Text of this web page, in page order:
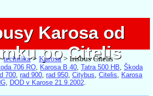
Karosa od
po Citelis
Karosa od
po Citelis
technika> Karosa> Irisbus Citelis
706 RO, Karosa B 40, Tatra 500 HB, Škoda
700, rad 900, rad 950, Citybus, Citelis, Karosa
, DOD v Karose 21.9.2002.